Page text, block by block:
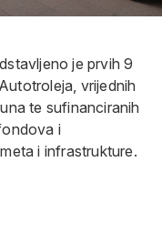
je prvih 9
vrijednih
te sufinanciranih
i
i infrastrukture.